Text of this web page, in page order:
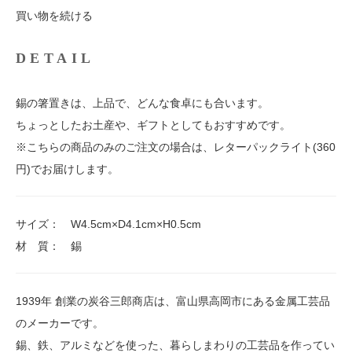
買い物を続ける
DETAIL
錫の箸置きは、上品で、どんな食卓にも合います。
ちょっとしたお土産や、ギフトとしてもおすすめです。
※こちらの商品のみのご注文の場合は、レターパックライト(360
円)でお届けします。
サイズ： W4.5cm×D4.1cm×H0.5cm
材 質： 錫
1939年 創業の炭谷三郎商店は、富山県高岡市にある金属工芸品
のメーカーです。
錫、鉄、アルミなどを使った、暮らしまわりの工芸品を作ってい